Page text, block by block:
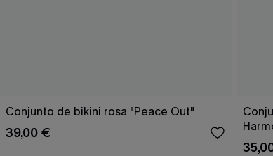
Conjunto de bikini rosa "Peace Out"
39,00 €